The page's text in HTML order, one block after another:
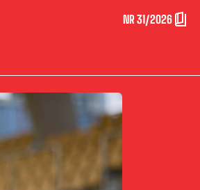
NR 31/2026